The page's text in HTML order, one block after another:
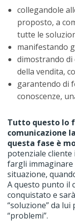
collegandole
proposto, a
tutte le
manifestando
dimostrando
della vendita,
garantendo di
conoscenze,
Tutto questo lo
comunicazione
questa fase è
potenziale cliente
fargli immaginare
situazione,
A questo punto il
conquistato e
“soluzione” da
“problemi”.